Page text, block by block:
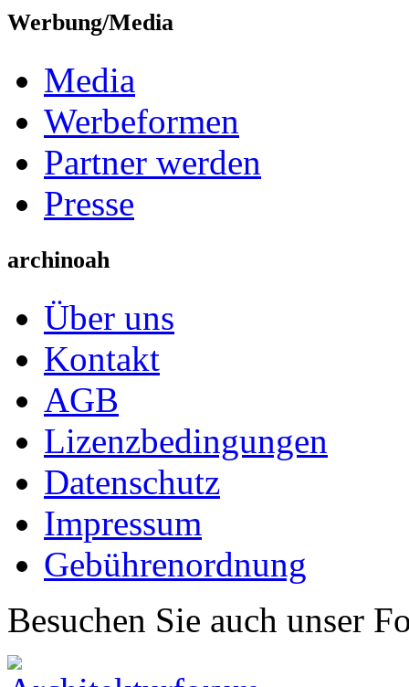
Werbung/Media
Media
Werbeformen
Partner werden
Presse
archinoah
Über uns
Kontakt
AGB
Lizenzbedingungen
Datenschutz
Impressum
Gebührenordnung
Besuchen Sie auch unser